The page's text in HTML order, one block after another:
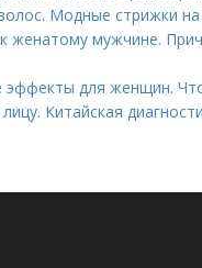
Модные стрижки
женатому мужчине.
для женщин.
Китайская